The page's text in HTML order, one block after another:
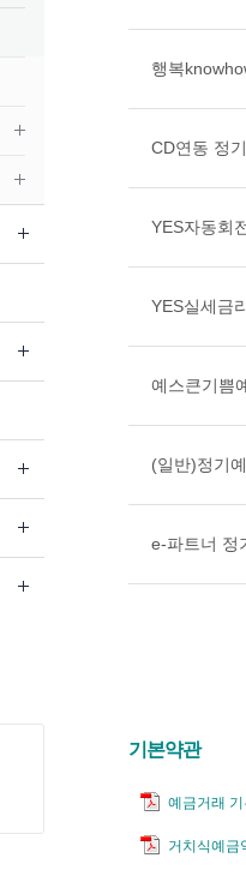
행복
CD연동 정
YES자동회
YES실세금
예스큰기쁨
(일반)정기
e-파트너 정
기본약관
예금거래
거치식예금